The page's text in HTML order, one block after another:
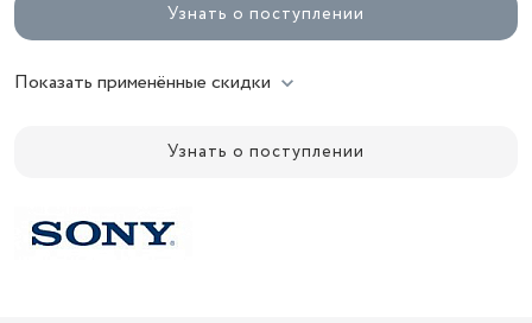
Узнать о поступлении
Показать применённые скидки
Узнать о поступлении